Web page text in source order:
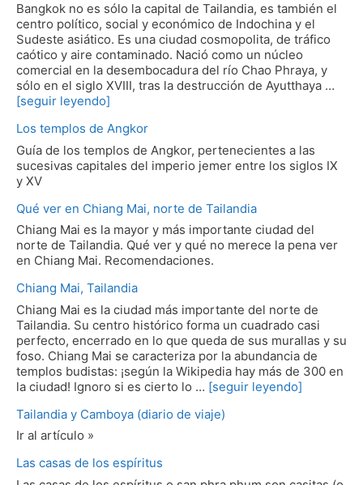
Bangkok no es sólo la capital de Tailandia, es también el
centro político, social y económico de Indochina y el
Sudeste asiático. Es una ciudad cosmopolita, de tráfico
caótico y aire contaminado. Nació como un núcleo
comercial en la desembocadura del río Chao Phraya, y
sólo en el siglo XVIII, tras la destrucción de Ayutthaya …
[seguir leyendo]
Los templos de Angkor
Guía de los templos de Angkor, pertenecientes a las
sucesivas capitales del imperio jemer entre los siglos IX
y XV
Qué ver en Chiang Mai, norte de Tailandia
Chiang Mai es la mayor y más importante ciudad del
norte de Tailandia. Qué ver y qué no merece la pena ver
en Chiang Mai. Recomendaciones.
Chiang Mai, Tailandia
Chiang Mai es la ciudad más importante del norte de
Tailandia. Su centro histórico forma un cuadrado casi
perfecto, encerrado en lo que queda de sus murallas y su
foso. Chiang Mai se caracteriza por la abundancia de
templos budistas: ¡según la Wikipedia hay más de 300 en
la ciudad! Ignoro si es cierto lo … [seguir leyendo]
Tailandia y Camboya (diario de viaje)
Ir al artículo »
Las casas de los espíritus